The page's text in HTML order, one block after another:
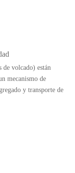
volcado) están
mecanismo de
y transporte de